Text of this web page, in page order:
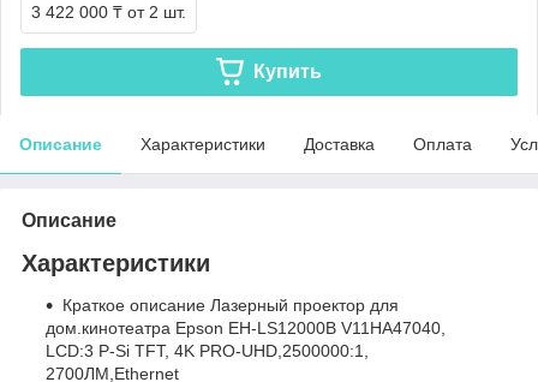
3 422 000 ₸ от 2 шт.
Купить
Описание Характеристики Доставка Оплата
Описание
Характеристики
Краткое описание Лазерный проектор для
дом.кинотеатра Epson EH-LS12000B V11HA47040,
LCD:3 P-Si TFT, 4K PRO-UHD,2500000:1,
2700ЛМ,Ethernet